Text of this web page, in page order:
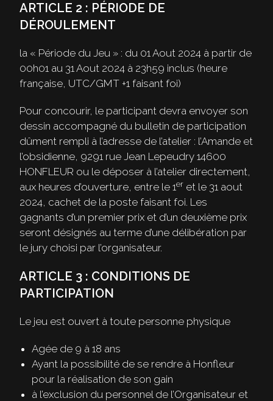
ARTICLE 2 : PÉRIODE DE
DÉROULEMENT
la « Période du Jeu » : du 01 Aout 2024 à partir de
00h01 au 31 Aout 2024 à 23h59 inclus (heure
française, UTC/GMT +1 faisant foi)
Pour concourir, le participant devra envoyer son
dessin accompagné du bulletin de participation
dûment rempli à l’adresse de l’atelier : l’Amande et
l’obsidienne, 9291 rue Jean Lepeudry 14600
HONFLEUR ou le déposer à l’atelier directement,
aux heures d’ouverture, entre le 1er et le 31 aout
2024, cachet de la poste faisant foi. Les
gagnants d’un premier prix et d’un deuxième prix
seront désignés au terme d’une délibération par
le jury choisi par l’organisateur.
ARTICLE 3 : CONDITIONS DE
PARTICIPATION
Le jeu est ouvert à toute personne physique
Agée de 9 à 18 ans
Ayant la possibilité de se rendre à Honfleur
pour la réalisation de son gain
à l’exclusion du personnel de l’Organisateur et